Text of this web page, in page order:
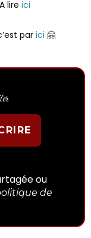
lire ici
par ici 🤗
ou
de